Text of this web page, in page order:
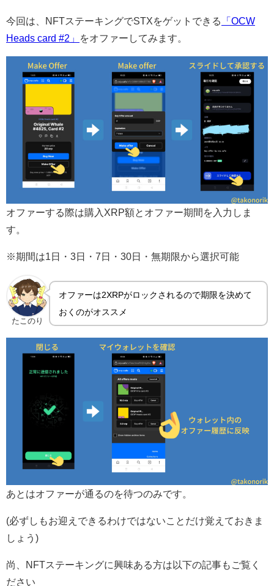
今回は、NFTステーキングでSTXをゲットできる
「OCW
Heads card #2」
をオファーしてみます。
オファーする際は購入XRP額とオファー期間を入力しま
す。
※期間は1日・3日・7日・30日・無期限から選択可能
たこのり
オファーは2XRPがロックされるので期限を決めて
おくのがオススメ
あとはオファーが通るのを待つのみです。
(必ずしもお迎えできるわけではないことだけ覚えておきま
しょう)
尚、NFTステーキングに興味ある方は以下の記事もご覧く
ださい